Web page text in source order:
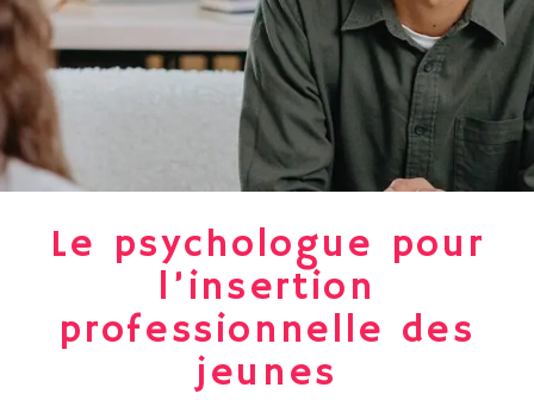
Le psychologue pour
l’insertion
professionnelle des
jeunes